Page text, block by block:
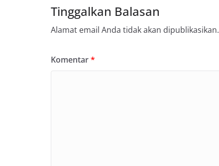
Tinggalkan Balasan
Alamat email Anda tidak akan dipublikasikan.
Komentar*